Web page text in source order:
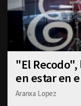
"El
en estar en
Aranxa Lopez